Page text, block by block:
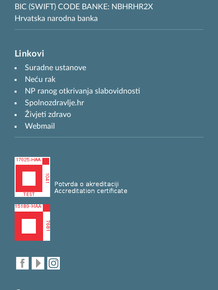
BIC (SWIFT) CODE BANKE: NBHRHR2X
Hrvatska narodna banka
Linkovi
Suradne ustanove
Neću rak
NP ranog otkrivanja slabovidnosti
Spolnozdravlje.hr
Živjeti zdravo
Webmail